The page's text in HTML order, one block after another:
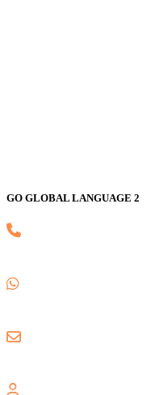
GO GLOBAL LANGUAGE 2